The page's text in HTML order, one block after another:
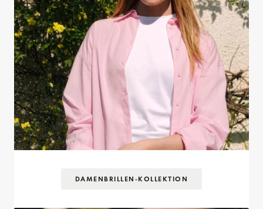
DAMENBRILLEN-KOLLEKTION